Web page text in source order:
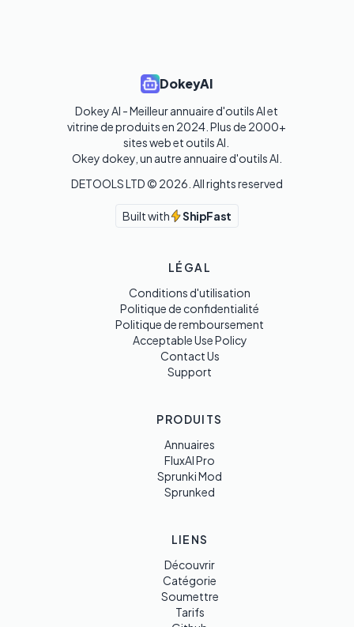
DokeyAI
Dokey AI - Meilleur annuaire d'outils AI et
vitrine de produits en 2024. Plus de 2000+
sites web et outils AI.
Okey dokey, un autre annuaire d'outils AI.
DETOOLS LTD © 2026 . All rights reserved
Built with ShipFast
LÉGAL
Conditions d'utilisation
Politique de confidentialité
Politique de remboursement
Acceptable Use Policy
Contact Us
Support
PRODUITS
Annuaires
FluxAI Pro
Sprunki Mod
Sprunked
LIENS
Découvrir
Catégorie
Soumettre
Tarifs